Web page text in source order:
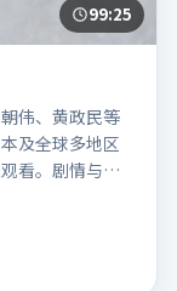
99:25
伟、黄政民等
及全球多地区
看。剧情与看
朋友一起观
喜剧」「日
影迷阅读简介